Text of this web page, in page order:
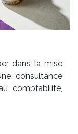
dans la mise
consultance
comptabilité,